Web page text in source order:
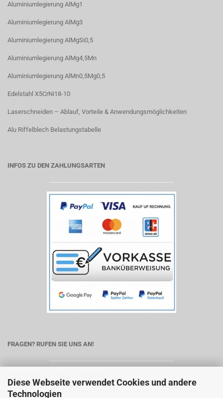
Diese Webseite verwendet Cookies und andere
Technologien
Aluminiumlegierung AlMg1
Aluminiumlegierung AlMg3
Aluminiumlegierung AlMgSi0,5
Aluminiumlegierung AlMg4,5Mn
Aluminiumlegierung AlMn0,5Mg0,5
Edelstahl X5CrNi18-10
Laserschneiden – Ablauf, Vorteile & Anwendungsmöglichkeiten
Alu Riffelblech Belastungstabelle
INFOS ZU DEN ZAHLUNGSARTEN
FRAGEN? RUFEN SIE UNS AN!
Seeburger Str. 13
13581 Berlin